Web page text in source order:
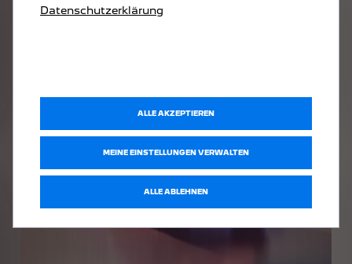
Datenschutzerklärung
MEINE EINSTELLUNGEN VERWALTEN
ALLE AKZEPTIEREN
ALLE ABLEHNEN